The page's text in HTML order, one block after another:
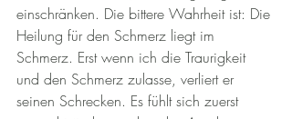
einschränken. Die bittere Wahrheit ist: Die
Heilung für den Schmerz liegt im
Schmerz. Erst wenn ich die Traurigkeit
und den Schmerz zulasse, verliert er
seinen Schrecken. Es fühlt sich zuerst